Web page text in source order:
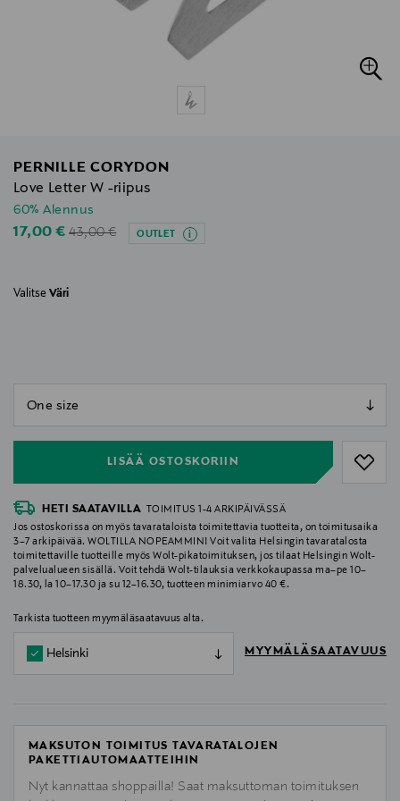
PERNILLE CORYDON
Love Letter W -riipus
60% Alennus
Discounted Price
17,00 €Original Price
43,00 € OUTLET
Valitse Väri
LISÄÄ OSTOSKORIIN
HETI SAATAVILLA
TOIMITUS 1-4 ARKIPÄIVÄSSÄ
Jos ostoskorissa on myös tavarataloista toimitettavia tuotteita, on toimitusaika
3–7 arkipäivää. WOLTILLA NOPEAMMIN! Voit valita Helsingin tavaratalosta
toimitettaville tuotteille myös Wolt-pikatoimituksen, jos tilaat Helsingin Wolt-
palvelualueen sisällä. Voit tehdä Wolt-tilauksia verkkokaupassa ma–pe 10–
18.30, la 10–17.30 ja su 12–16.30, tuotteen minimiarvo 40 €.
Tarkista tuotteen myymäläsaatavuus alta.
Helsinki MYYMÄLÄSAATAVUUS
MAKSUTON TOIMITUS TAVARATALOJEN
PAKETTIAUTOMAATTEIHIN
Nyt kannattaa shoppailla! Saat maksuttoman toimituksen